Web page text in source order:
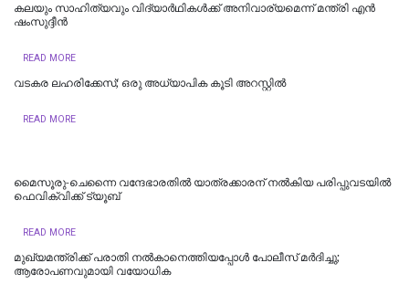
കലയും സാഹിത്യവും വിദ്യാർഥികൾക്ക് അനിവാര്യമെന്ന് മന്ത്രി എൻ
ഷംസുദ്ദീൻ
READ MORE
വടകര ലഹരിക്കേസ്; ഒരു അധ്യാപിക കൂടി അറസ്റ്റില്‍
READ MORE
മൈസൂരു-ചെന്നൈ വന്ദേഭാരതില്‍ യാത്രക്കാരന് നല്‍കിയ പരിപ്പുവടയില്‍
ഫെവിക്വിക്ക് ട്യൂബ്
READ MORE
മുഖ്യമന്ത്രിക്ക് പരാതി നൽകാനെത്തിയപ്പോൾ പോലീസ് മർദിച്ചു;
ആരോപണവുമായി വയോധിക